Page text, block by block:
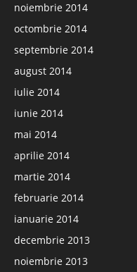
noiembrie 2014
octombrie 2014
septembrie 2014
august 2014
iulie 2014
iunie 2014
mai 2014
aprilie 2014
martie 2014
februarie 2014
ianuarie 2014
decembrie 2013
noiembrie 2013